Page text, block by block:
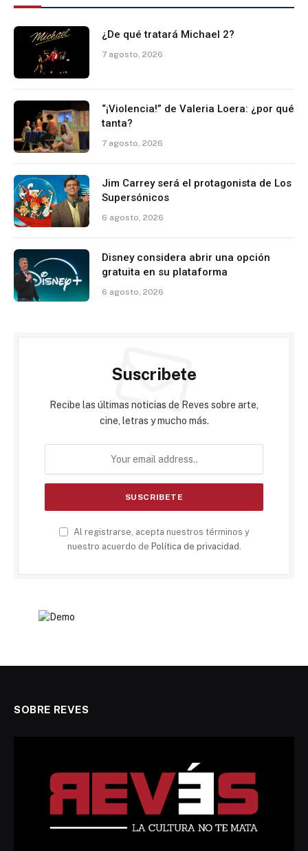
¿De qué tratará Michael 2?
7 agosto, 2026
“¡Violencia!” de Valeria Loera: ¿por qué
tanta?
7 agosto, 2026
Jim Carrey será el protagonista de Los
Supersónicos
6 agosto, 2026
Disney considera abrir una opción
gratuita en su plataforma
6 agosto, 2026
Suscribete
Recibe las últimas noticias de Reves sobre arte,
cine, letras y mucho más.
Al registrarse, acepta nuestros términos y
nuestro acuerdo de Política de privacidad
SOBRE REVES